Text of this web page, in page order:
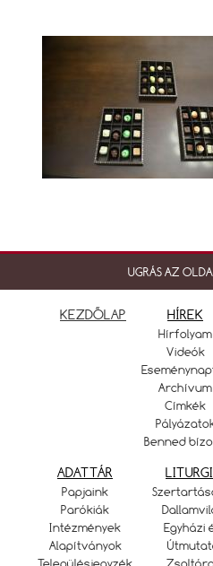
UGRÁS AZ
KEZDŐLAP HÍREK
Hírfolyam
Videók
Archívum
Címkék
Benned
ADATTÁR
Papjaink
Parókiák
Intézmények
Alapítványok
Egyházi